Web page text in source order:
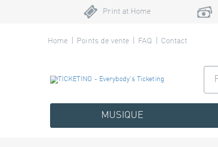
Print at Home
Home Points de vente FAQ Contact
MUSIQUE